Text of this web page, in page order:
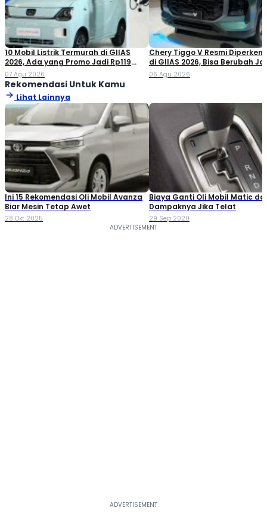
10 Mobil Listrik Termurah di GIIAS
2026, Ada yang Promo Jadi Rp119
Jutaan!
07 Agu 2026
Chery Tiggo V Resmi
di GIIAS 2026, Bisa Berubah
Double Cabin
06 Agu 2026
Rekomendasi Untuk Kamu
Lihat Lainnya
Ini 15 Rekomendasi Oli Mobil Avanza
Biar Mesin Tetap Awet
28 Okt 2025
Biaya Ganti Oli Mobil Matic
Dampaknya Jika Telat
29 Sep 2020